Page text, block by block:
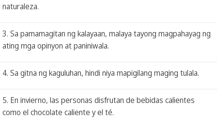
naturaleza.
3. Sa pamamagitan ng kalayaan, malaya tayong magpahayag ng
ating mga opinyon at paniniwala.
4. Sa gitna ng kaguluhan, hindi niya mapigilang maging tulala.
5. En invierno, las personas disfrutan de bebidas calientes
como el chocolate caliente y el té.